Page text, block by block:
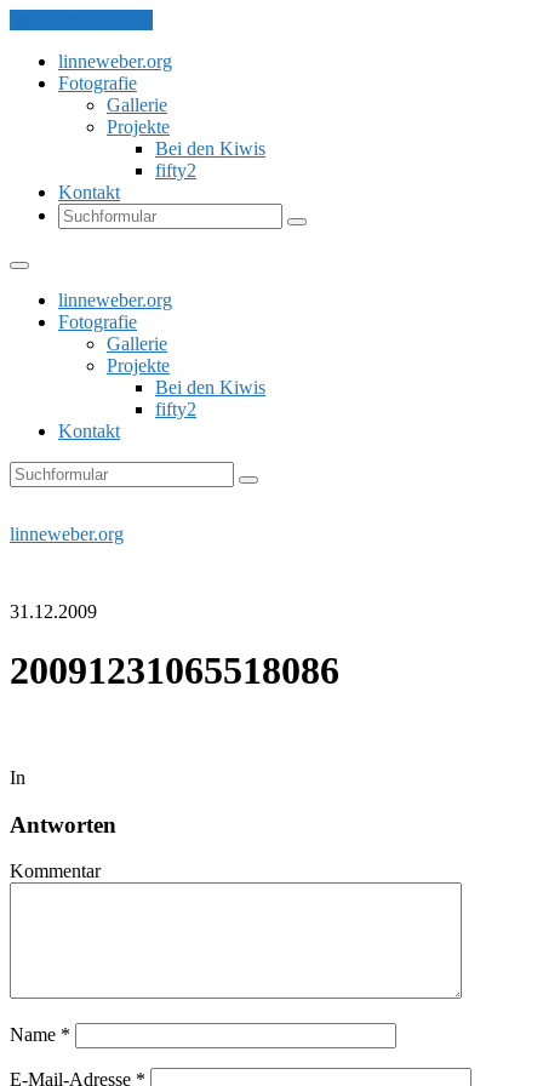
linneweber.org
Fotografie
Gallerie
Projekte
Bei den Kiwis
fifty2
Kontakt
Search
linneweber.org
Fotografie
Gallerie
Projekte
Bei den Kiwis
fifty2
Kontakt
Search
linneweber.org
31.12.2009
20091231065518086
In
Antworten
Kommentar
Name *
E-Mail-Adresse *